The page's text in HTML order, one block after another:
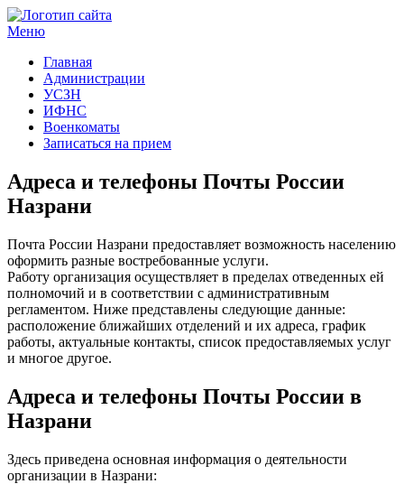
Меню
Главная
Администрации
УСЗН
ИФНС
Военкоматы
Записаться на прием
Адреса и телефоны Почты России
Назрани
Почта России Назрани предоставляет возможность населению
оформить разные востребованные услуги.
Работу организация осуществляет в пределах отведенных ей
полномочий и в соответствии с административным
регламентом. Ниже представлены следующие данные:
расположение ближайших отделений и их адреса, график
работы, актуальные контакты, список предоставляемых услуг
и многое другое.
Адреса и телефоны Почты России в
Назрани
Здесь приведена основная информация о деятельности
организации в Назрани: